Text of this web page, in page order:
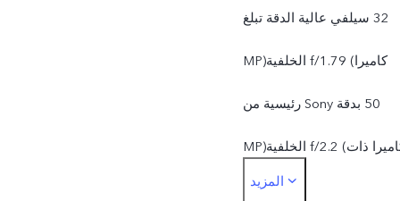
التلقائي، فتحة عدسة بقيمة
f/1.79، مجال الرؤية 79°،
واسعة بدقة ‎8 MP: فتحة
عدسة بقيمة f/2.2، مجال
سيلفي عالية الدقة تبلغ ‎32
MP)الخلفية f/1.79 (كاميرا
رئيسية من Sony بدقة ‎50
MP)الخلفية f/2.2 (كاميرا ذات
المزيد